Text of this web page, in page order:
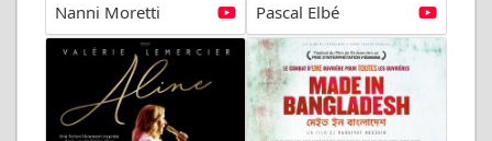
Nanni Moretti
Pascal Elbé